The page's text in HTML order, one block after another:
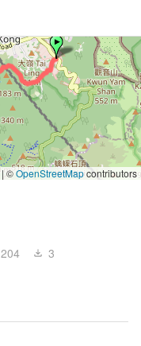
|©OpenStreetMapcontributors
204 3